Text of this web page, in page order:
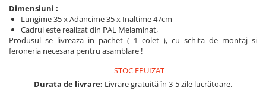
Dimensiuni :
Lungime 35 x Adancime 35 x Inaltime 47cm
Cadrul este realizat din PAL Melaminat,
Produsul se livreaza in pachet ( 1 colet ), cu schita de montaj si
feroneria necesara pentru asamblare !
STOC EPUIZAT
Durata de livrare: Livrare gratuită în 3-5 zile lucrătoare.